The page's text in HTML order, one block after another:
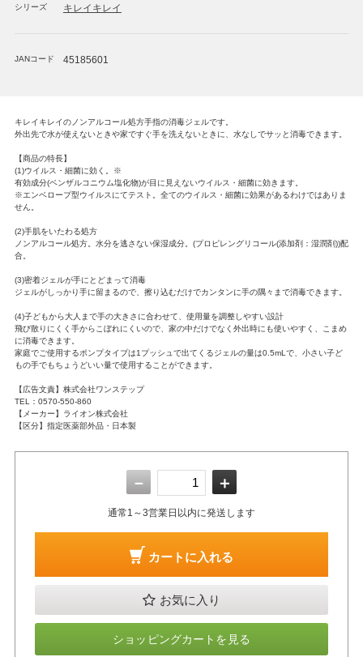
シリーズ キレイキレイ
JANコード 45185601
キレイキレイのノンアルコール処方手指の消毒ジェルです。
外出先で水が使えないときや家ですぐ手を洗えないときに、水なしでサッと消毒できます。
【商品の特長】
(1)ウイルス・細菌に効く。※
有効成分(ベンザルコニウム塩化物)が目に見えないウイルス・細菌に効きます。
※エンベロープ型ウイルスにてテスト。全てのウイルス・細菌に効果があるわけではありま
せん。
(2)手肌をいたわる処方
ノンアルコール処方。水分を逃さない保湿成分。(プロピレングリコール(添加剤：湿潤剤))配
合。
(3)密着ジェルが手にとどまって消毒
ジェルがしっかり手に留まるので、擦り込むだけでカンタンに手の隅々まで消毒できます。
(4)子どもから大人まで手の大きさに合わせて、使用量を調整しやすい設計
飛び散りにくく手からこぼれにくいので、家の中だけでなく外出時にも使いやすく、こまめ
に消毒できます。
家庭でご使用するポンプタイプは1プッシュで出てくるジェルの量は0.5mLで、小さい子ど
もの手でもちょうどいい量で使用することができます。
【広告文責】株式会社ワンステップ
TEL：0570-550-860
【メーカー】ライオン株式会社
【区分】指定医薬部外品・日本製
－ ＋
通常1～3営業日以内に発送します
カートに入れる
お気に入り
ショッピングカートを見る